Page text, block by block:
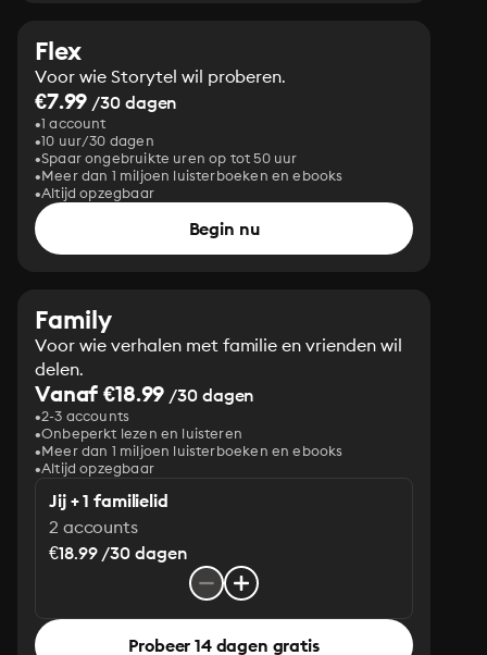
Flex
Voor wie Storytel wil proberen.
€7.99 /30 dagen
1 account
10 uur/30 dagen
Spaar ongebruikte uren op tot 50 uur
Meer dan 1 miljoen luisterboeken en ebooks
Altijd opzegbaar
Begin nu
Family
Voor wie verhalen met familie en vrienden wil
delen.
Vanaf €18.99 /30 dagen
2-3 accounts
Onbeperkt lezen en luisteren
Meer dan 1 miljoen luisterboeken en ebooks
Altijd opzegbaar
Jij + 1 familielid
2 accounts
€18.99 /30 dagen
Probeer 14 dagen gratis